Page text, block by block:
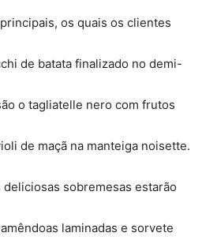
os quais os clientes
de batata finalizado no demi-
o tagliatelle nero com frutos
de maçã na manteiga noisette.
deliciosas sobremesas estarão
laminadas e sorvete